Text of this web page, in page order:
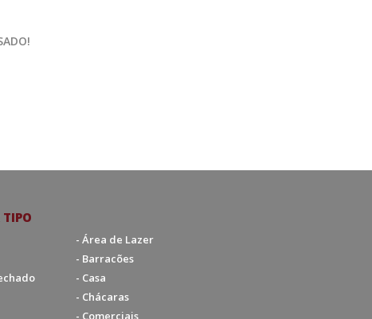
TIPO
- Área de Lazer
- Barracões
- Casa
- Chácaras
- Comerciais